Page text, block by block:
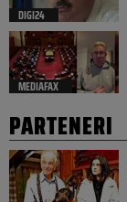
DIGI24
MEDIAFAX
PARTENERI